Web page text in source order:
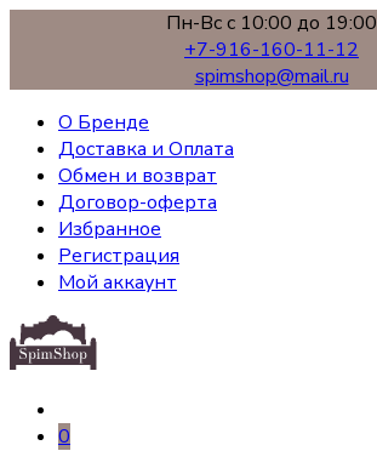
Пн-Вс с 10:00 до 19:00
+7-916-160-11-12
spimshop@mail.ru
О Бренде
Доставка и Оплата
Обмен и возврат
Договор-оферта
Избранное
Регистрация
Мой аккаунт
0